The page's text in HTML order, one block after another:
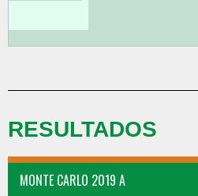
RESULTADOS
MONTE CARLO 2019 A